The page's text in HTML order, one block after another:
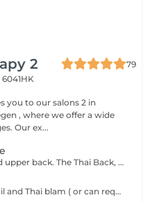
2
79
to our salons 2 in
, where we offer a wide
Our ex...
Focus on Neck & Shoulders and upper back. The Thai Back, Head and Shoulder Massage is a specific therapy focusing on the specific areas rather than the entire body. The massage helps to relieve tension in your muscles, improve circulation and reduce stress. This therapy is especially recommended for you if you work sitting down or at a desk all day. The focus on your back, head and shoulders helps you to relax and assists in the reduction of stress hormones in the muscles which can reduce the occurrence of tension related headaches.
Traditional Thai Massage with oil and Thai blam ( or can request without oil)